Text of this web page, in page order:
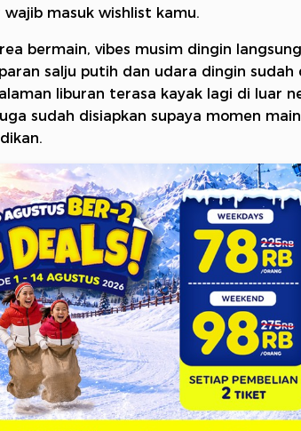
wajib masuk wishlist kamu.
bermain, vibes musim dingin
salju putih dan udara dingin sudah
liburan terasa kayak lagi di luar
sudah disiapkan supaya momen